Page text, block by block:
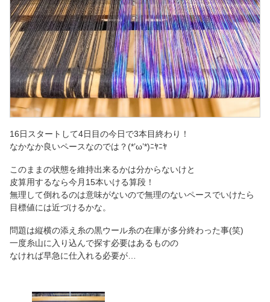
16日スタートして4日目の今日で3本目終わり！
なかなか良いペースなのでは？(*’ω’*)ﾆﾔﾆﾔ
このままの状態を維持出来るかは分からないけと
皮算用するなら今月15本いける算段！
無理して倒れるのは意味がないので無理のないペースでいけたら
目標値には近づけるかな。
問題は縦横の添え糸の黒ウール糸の在庫が多分終わった事(笑)
一度糸山に入り込んで探す必要はあるものの
なければ早急に仕入れる必要が…